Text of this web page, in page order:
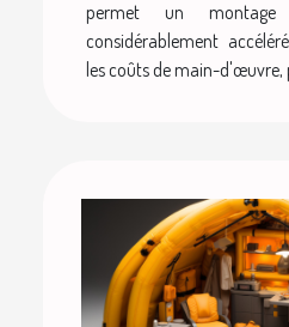
permet un
considérablement
les coûts de main-d'œuvre,